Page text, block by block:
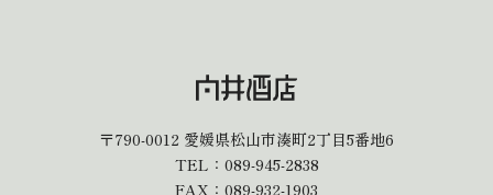
〒790-0012 愛媛県松山市湊町2丁目5番地6
TEL： 089-945-2838
FAX：089-932-1903